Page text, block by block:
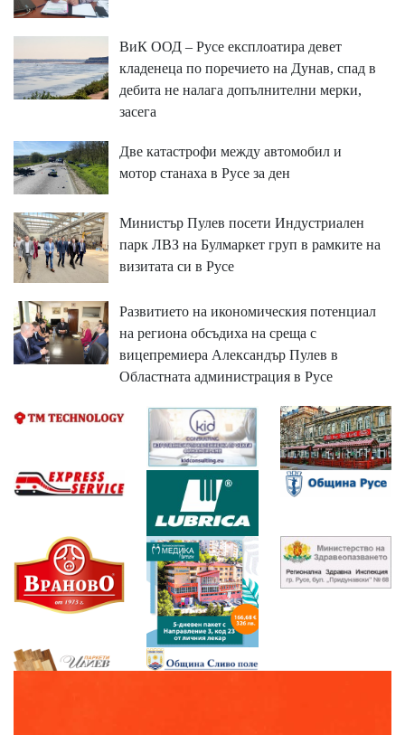
ВиК ООД – Русе експлоатира девет
кладенеца по поречието на Дунав, спад в
дебита не налага допълнителни мерки,
засега
Две катастрофи между автомобил и
мотор станаха в Русе за ден
Министър Пулев посети Индустриален
парк ЛВЗ на Булмаркет груп в рамките на
визитата си в Русе
Развитието на икономическия потенциал
на региона обсъдиха на среща с
вицепремиера Александър Пулев в
Областната администрация в Русе